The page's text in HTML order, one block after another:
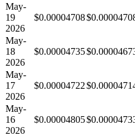
May-
19
2026
$0.00004708
May-
18
2026
$0.00004735
May-
17
2026
$0.00004722
May-
16
2026
$0.00004805